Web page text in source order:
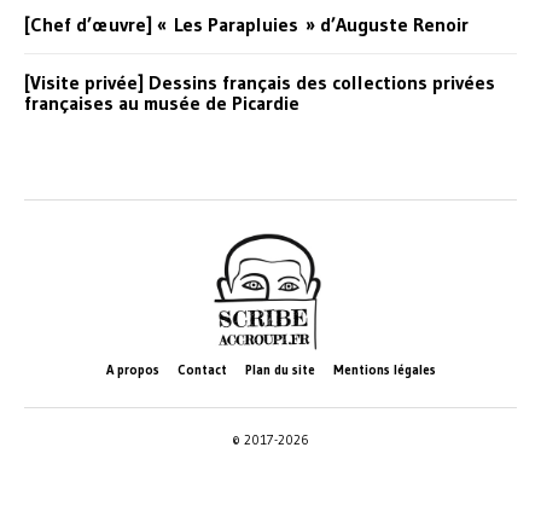
[Chef d’œuvre] « Les Parapluies » d’Auguste Renoir
[Visite privée] Dessins français des collections privées
françaises au musée de Picardie
A propos Contact Plan du site Mentions légales
© 2017-2026